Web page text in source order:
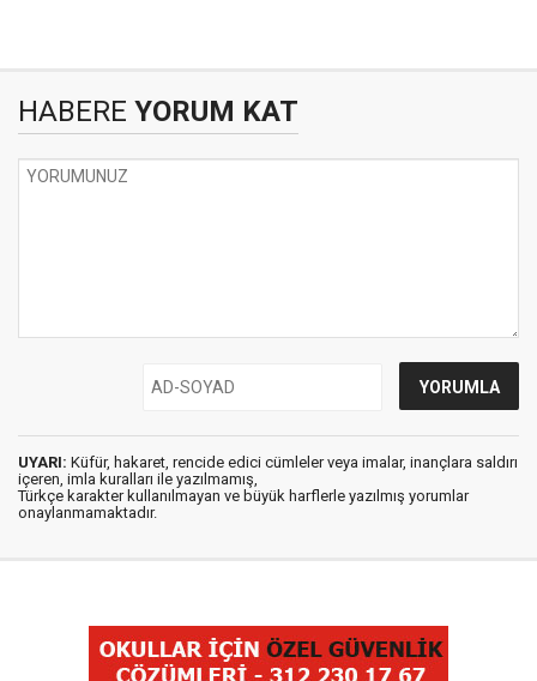
HABERE YORUM KAT
UYARI: Küfür, hakaret, rencide edici cümleler veya imalar, inançlara saldırı
içeren, imla kuralları ile yazılmamış,
Türkçe karakter kullanılmayan ve büyük harflerle yazılmış yorumlar
onaylanmamaktadır.